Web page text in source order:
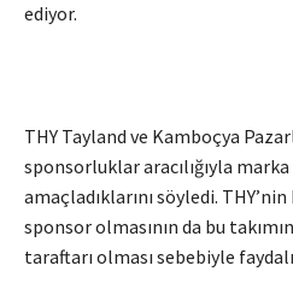
ediyor.
THY Tayland ve Kamboçya
sponsorluklar aracılığıyla
amaçladıklarını söyledi.
sponsor olmasının da bu
taraftarı olması sebebiyle